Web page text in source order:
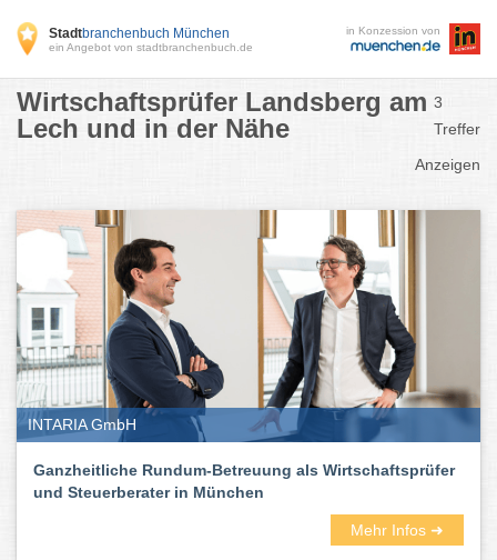
Stadtbranchenbuch München
ein Angebot von stadtbranchenbuch.de
in Konzession von
Wirtschaftsprüfer Landsberg am
Lech und in der Nähe
3
Treffer
Anzeigen
INTARIA GmbH
Ganzheitliche Rundum-Betreuung als Wirtschaftsprüfer
und Steuerberater in München
Mehr Infos ➜